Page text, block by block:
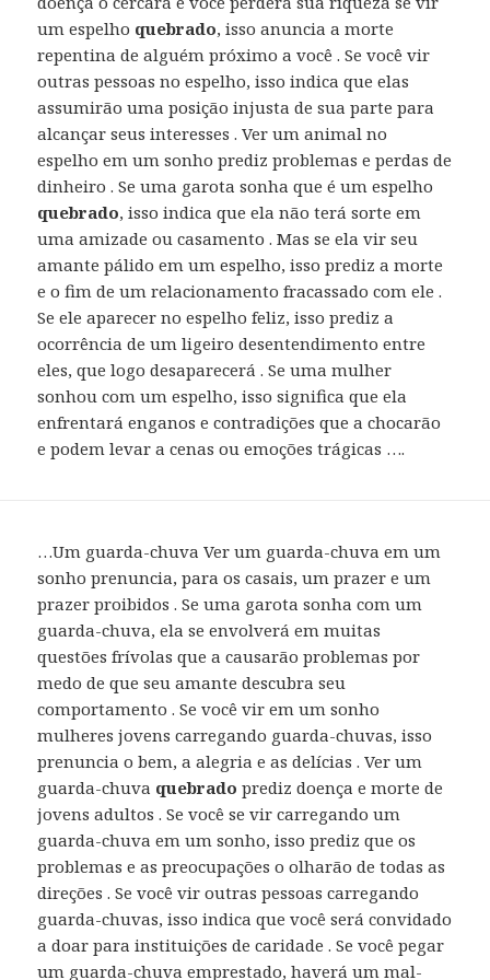
um espelho quebrado, isso anuncia a morte
repentina de alguém próximo a você . Se você vir
outras pessoas no espelho, isso indica que elas
assumirão uma posição injusta de sua parte para
alcançar seus interesses . Ver um animal no
espelho em um sonho prediz problemas e perdas de
dinheiro . Se uma garota sonha que é um espelho
quebrado, isso indica que ela não terá sorte em
uma amizade ou casamento . Mas se ela vir seu
amante pálido em um espelho, isso prediz a morte
e o fim de um relacionamento fracassado com ele .
Se ele aparecer no espelho feliz, isso prediz a
ocorrência de um ligeiro desentendimento entre
eles, que logo desaparecerá . Se uma mulher
sonhou com um espelho, isso significa que ela
enfrentará enganos e contradições que a chocarão
e podem levar a cenas ou emoções trágicas ….
…Um guarda-chuva Ver um guarda-chuva em um
sonho prenuncia, para os casais, um prazer e um
prazer proibidos . Se uma garota sonha com um
guarda-chuva, ela se envolverá em muitas
questões frívolas que a causarão problemas por
medo de que seu amante descubra seu
comportamento . Se você vir em um sonho
mulheres jovens carregando guarda-chuvas, isso
prenuncia o bem, a alegria e as delícias . Ver um
guarda-chuva quebrado prediz doença e morte de
jovens adultos . Se você se vir carregando um
guarda-chuva em um sonho, isso prediz que os
problemas e as preocupações o olharão de todas as
direções . Se você vir outras pessoas carregando
guarda-chuvas, isso indica que você será convidado
a doar para instituições de caridade . Se você pegar
um guarda-chuva emprestado, haverá um mal-